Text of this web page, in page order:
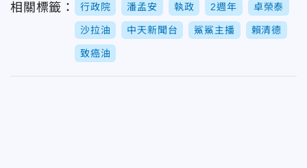
相關標籤： 行政院 潘孟安 執政 2週年 卓榮泰
沙拉油 中天新聞台 鯊鯊主播 賴清德
致癌油